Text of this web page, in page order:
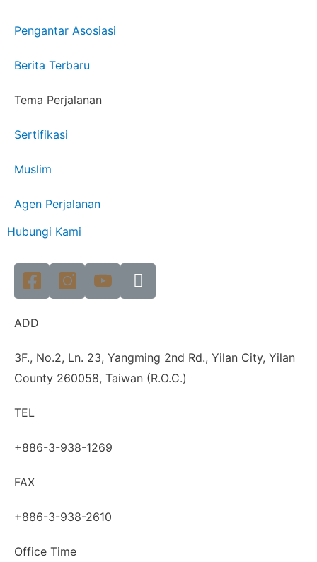
Pengantar Asosiasi
Berita Terbaru
Tema Perjalanan
Sertifikasi
Muslim
Agen Perjalanan
Hubungi Kami
ADD
3F., No.2, Ln. 23, Yangming 2nd Rd., Yilan City, Yilan
County 260058, Taiwan (R.O.C.)
TEL
+886-3-938-1269
FAX
+886-3-938-2610
Office Time